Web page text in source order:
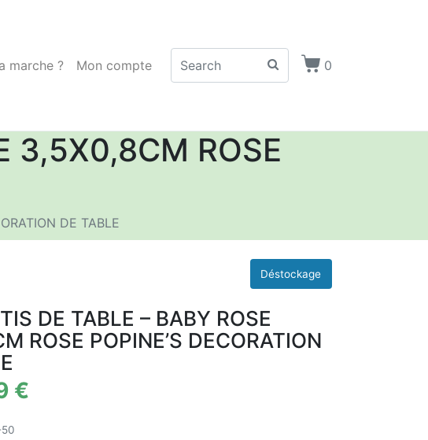
marche ? Mon compte 0
3,5X0,8CM ROSE
DE TABLE
DE TABLE – BABY ROSE
ROSE POPINE’S DECORATION
€
50